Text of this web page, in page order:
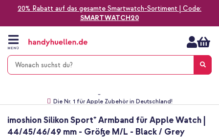
20% Rabatt auf das gesamte Smartwatch-Sortiment | Code:
SMARTWATCH20
Zum
Inhalt
springen
MENÜ
Die Nr. 1 für Apple Zubehör in Deutschland!
imoshion Silikon Sport⁺ Armband für Apple Watch |
44/45/46/49 mm - Größe M/L - Black / Grey